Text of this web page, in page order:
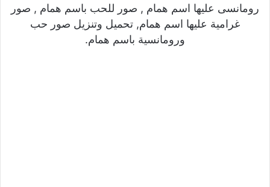
رومانسى عليها اسم همام , صور للحب باسم همام , صور
غرامية عليها اسم همام, تحميل وتنزيل صور حب
ورومانسية باسم همام.